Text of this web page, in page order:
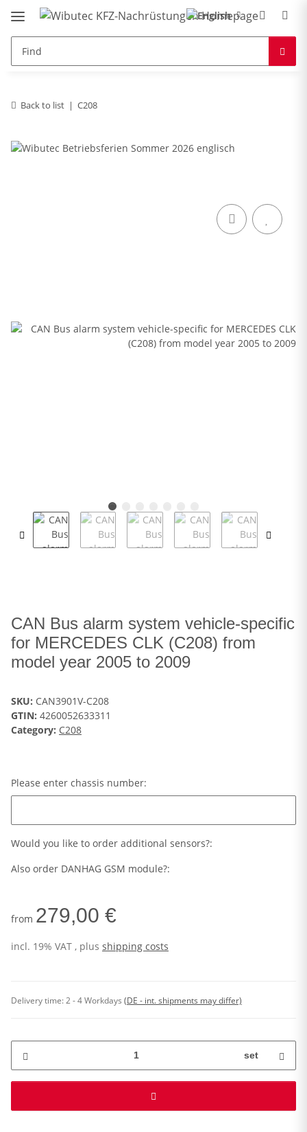
Back to list C208
CAN Bus alarm system vehicle-specific
for MERCEDES CLK (C208) from
model year 2005 to 2009
SKU: CAN3901V-C208
GTIN: 4260052633311
Category: C208
Please enter chassis number:
Would you like to order additional sensors?:
Also order DANHAG GSM module?:
from 279,00 €
incl. 19% VAT , plus shipping costs
Delivery time:2 - 4 Workdays (DE - int. shipments may differ)
set